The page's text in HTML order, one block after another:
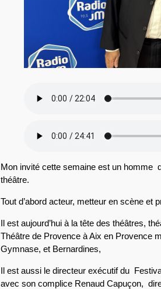
Mon invité cette semaine est un homme
théâtre.
Tout d’abord acteur, metteur en scène et
Il est aujourd’hui à la tête des théâtres,
Théâtre de Provence à Aix en Provence
Gymnase, et Bernardines,
Il est aussi le directeur exécutif du
avec son complice Renaud Capuçon,